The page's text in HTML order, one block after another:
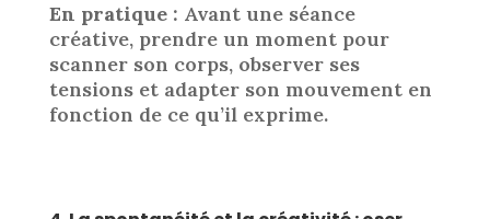
En pratique : Avant une séance
créative, prendre un moment pour
scanner son corps, observer ses
tensions et adapter son mouvement en
fonction de ce qu’il exprime.